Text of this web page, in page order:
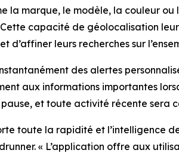
la marque, le modèle, la couleur
capacité de géolocalisation
d’affiner leurs recherches sur
des alertes
aux informations importantes
et toute activité récente sera
toute la rapidité et l’intelligence
« L’application offre aux